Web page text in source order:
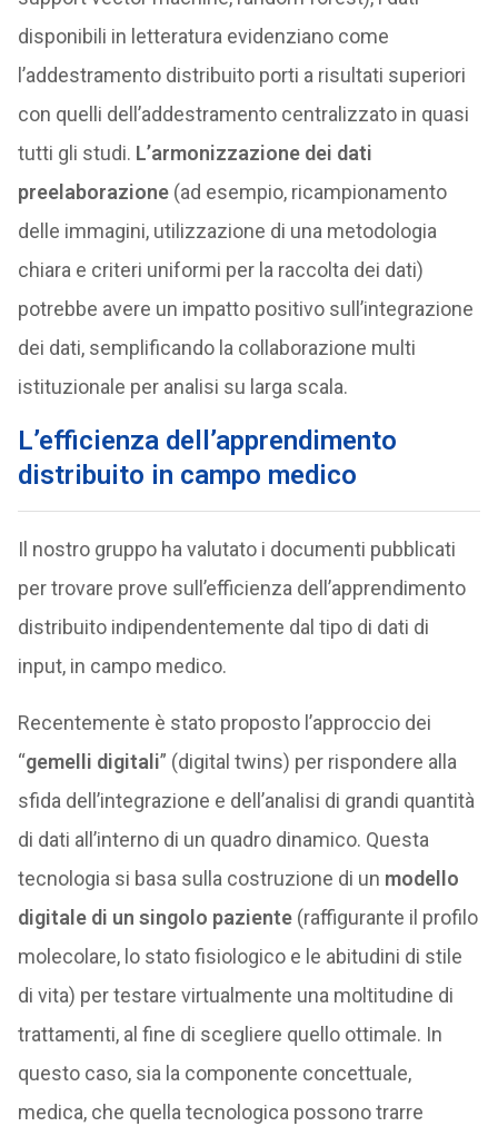
disponibili in letteratura evidenziano come
l’addestramento distribuito porti a risultati superiori
con quelli dell’addestramento centralizzato in quasi
tutti gli studi. L’armonizzazione dei dati
preelaborazione(ad esempio, ricampionamento
delle immagini, utilizzazione di una metodologia
chiara e criteri uniformi per la raccolta dei dati)
potrebbe avere un impatto positivo sull’integrazione
dei dati, semplificando la collaborazione multi
istituzionale per analisi su larga scala.
L’efficienza dell’apprendimento
distribuito in campo medico
Il nostro gruppo ha valutato i documenti pubblicati
per trovare prove sull’efficienza dell’apprendimento
distribuito indipendentemente dal tipo di dati di
input, in campo medico.
Recentemente è stato proposto l’approccio dei
“gemelli digitali” (digital twins) per rispondere alla
sfida dell’integrazione e dell’analisi di grandi quantità
di dati all’interno di un quadro dinamico. Questa
tecnologia si basa sulla costruzione di un modello
digitale di un singolo paziente(raffigurante il profilo
molecolare, lo stato fisiologico e le abitudini di stile
di vita) per testare virtualmente una moltitudine di
trattamenti, al fine di scegliere quello ottimale. In
questo caso, sia la componente concettuale,
medica, che quella tecnologica possono trarre